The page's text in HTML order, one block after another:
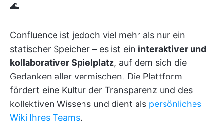
🌊
Confluence ist jedoch viel mehr als nur ein
statischer Speicher – es ist ein interaktiver und
kollaborativer Spielplatz, auf dem sich die
Gedanken aller vermischen. Die Plattform
fördert eine Kultur der Transparenz und des
kollektiven Wissens und dient als persönliches
Wiki Ihres Teams.